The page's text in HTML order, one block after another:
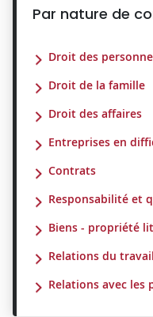
Par nature de
Droit des
Droit de la famille
Droit des affaires
Entreprises en
Contrats
Responsabilité et
Biens - propriété
Relations du
Relations avec les